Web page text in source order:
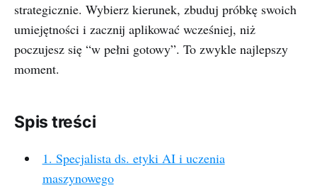
strategicznie. Wybierz kierunek, zbuduj próbkę swoich
umiejętności i zacznij aplikować wcześniej, niż
poczujesz się “w pełni gotowy”. To zwykle najlepszy
moment.
Spis treści
1. Specjalista ds. etyki AI i uczenia
maszynowego